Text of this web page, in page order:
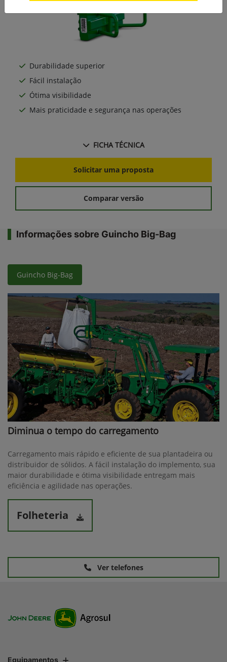
Durabilidade superior
Fácil instalação
Ótima visibilidade
Mais praticidade e segurança nas operações
FICHA TÉCNICA
Solicitar uma proposta
Comparar versão
Informações sobre Guincho Big-Bag
Guincho Big-Bag
Diminua o tempo do carregamento
Carregamento mais rápido e eficiente de sua plantadeira ou
distribuidor de sólidos. A fácil instalação do implemento, sua
maior durabilidade e ótima visibilidade entregam mais
eficiência e agilidade nas operações.
Folheteria
Ver telefones
Equipamentos